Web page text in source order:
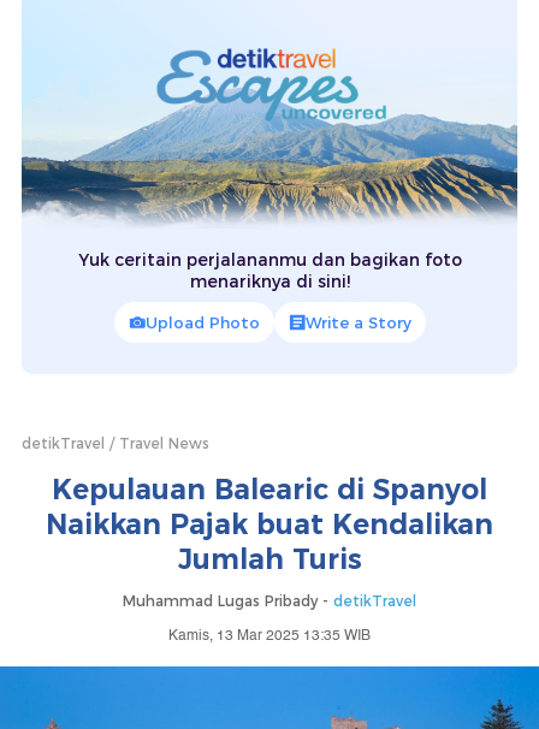
Yuk ceritain perjalananmu dan bagikan foto
menariknya di sini!
Upload Photo Write a Story
detikTravel Travel News
Kepulauan Balearic di Spanyol
Naikkan Pajak buat Kendalikan
Jumlah Turis
Muhammad Lugas Pribady - detikTravel
Kamis, 13 Mar 2025 13:35 WIB